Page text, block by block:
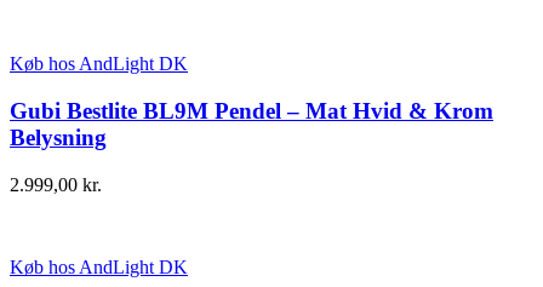
Køb hos AndLight DK
Gubi Bestlite BL9M Pendel – Mat Hvid & Krom
Belysning
2.999,00 kr.
Køb hos AndLight DK